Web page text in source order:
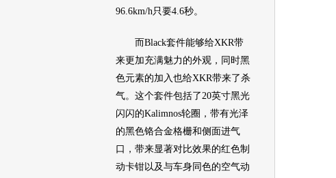
96.6km/h只要4.6秒。
而Black套件能够给XKR带
来更加充满魅力的外观，同时黑
色元素的加入也给XKR带来了杀
气。这个套件包括了20英寸黑光
闪闪的Kalimnos轮圈，带有光泽
的黑色铬合金格栅和侧面进气
口，带来显著对比效果的红色制
动卡钳以及与车身同色的空气动